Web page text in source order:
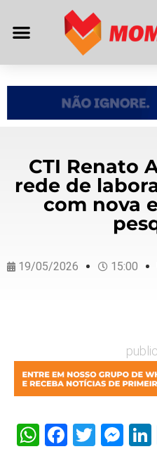
CTI Renato
rede de
com nova
19/05/2026 15:00
WhatsApp
Facebook